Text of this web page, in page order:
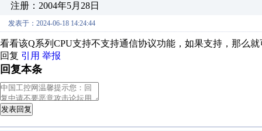
注册：2004年5月28日
发表于：2024-06-18 14:24:44
看看该Q系列CPU支持不支持通信协议功能，如果支持，那么
回复 引用 举报
回复本条
发表回复